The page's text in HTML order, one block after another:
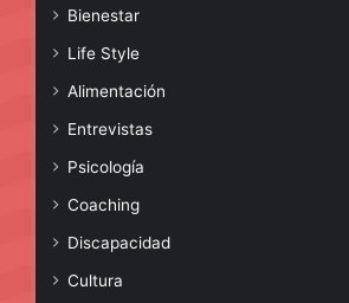
Bienestar
Life Style
Alimentación
Entrevistas
Psicología
Coaching
Discapacidad
Cultura